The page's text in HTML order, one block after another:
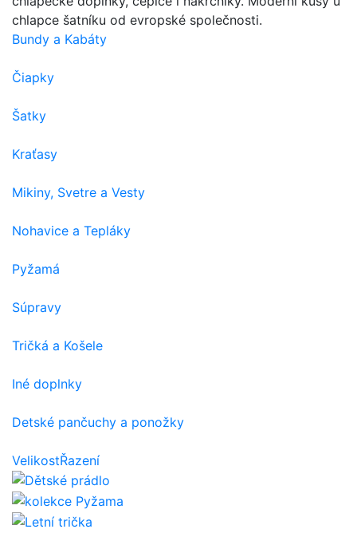
chlapce šatníku od evropské společnosti.
Bundy a Kabáty
Čiapky
Šatky
Kraťasy
Mikiny, Svetre a Vesty
Nohavice a Tepláky
Pyžamá
Súpravy
Tričká a Košele
Iné doplnky
Detské pančuchy a ponožky
VelikostŘazení